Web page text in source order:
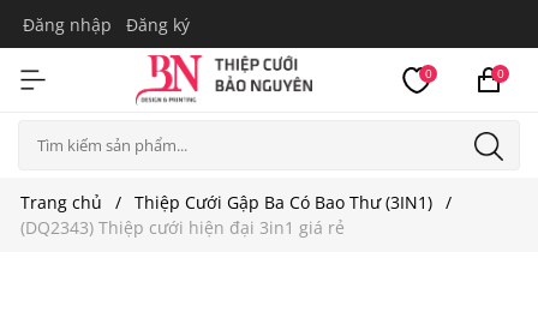
Đăng nhập Đăng ký
0 0
Trang chủ
Thiệp Cưới Gập Ba Có Bao Thư (3IN1)
(DQ2343) Thiệp cưới hiện đại 3in1 giá rẻ